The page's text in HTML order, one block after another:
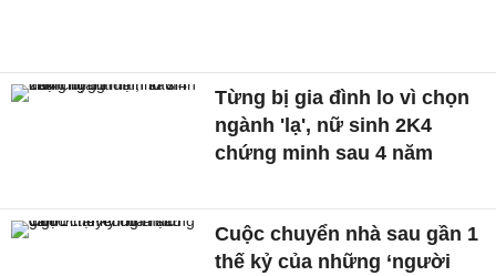
Từng bị gia đình lo vì chọn
ngành 'lạ', nữ sinh 2K4
chứng minh sau 4 năm
Cuộc chuyển nhà sau gần 1
thế kỷ của những ‘người